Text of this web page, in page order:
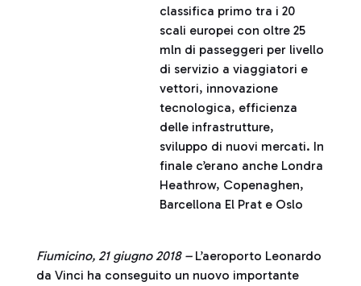
classifica primo tra i 20
scali europei con oltre 25
mln di passeggeri per livello
di servizio a viaggiatori e
vettori, innovazione
tecnologica, efficienza
delle infrastrutture,
sviluppo di nuovi mercati. In
finale c’erano anche Londra
Heathrow, Copenaghen,
Barcellona El Prat e Oslo
Fiumicino, 21 giugno 2018 – L’aeroporto Leonardo
da Vinci ha conseguito un nuovo importante